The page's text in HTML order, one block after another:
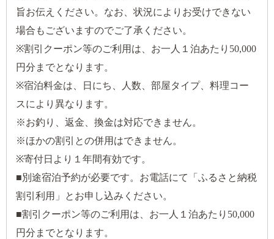
旨お伝えください。なお、状況によりお受けできない
場合もございますのでご了承ください。
※割引クーポン等のご利用は、お一人１泊あたり50,000
円分までとなります。
※宿泊料金は、日にち、人数、部屋タイプ、料理コー
スにより異なります。
※お釣り、返金、換金は対応できません。
※ほかの割引との併用はできません。
※寄付日より１年間有効です。
■別途宿泊予約が必要です。お電話にて「ふるさと納税
割引利用」とお申し込みください。
■割引クーポン等のご利用は、お一人１泊あたり50,000
円分までとなります。